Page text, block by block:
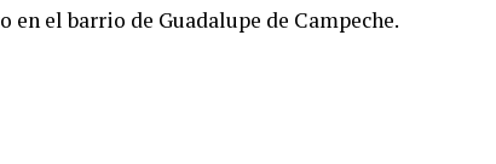
el barrio de Guadalupe de Campeche.